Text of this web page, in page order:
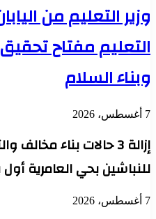
وزير التعليم من
التعليم مفتاح
وبناء السلام
7 أغسطس، 2026
إزالة 3 حالات بناء
للنباشين بحي العامرية أول
7 أغسطس، 2026